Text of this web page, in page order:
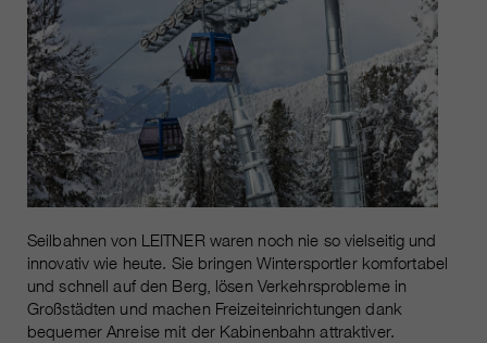
Seilbahnen von LEITNER waren noch nie so vielseitig und
innovativ wie heute. Sie bringen Wintersportler komfortabel
und schnell auf den Berg, lösen Verkehrsprobleme in
Großstädten und machen Freizeiteinrichtungen dank
bequemer Anreise mit der Kabinenbahn attraktiver.
verwendet, um Berichte über die
Nutzung der Website zu erstellen,
die uns helfen, unsere Websites /
Apps zu verbessern. Diese
Informationen werden auch an
unsere Kunden / Partner
weitergegeben.